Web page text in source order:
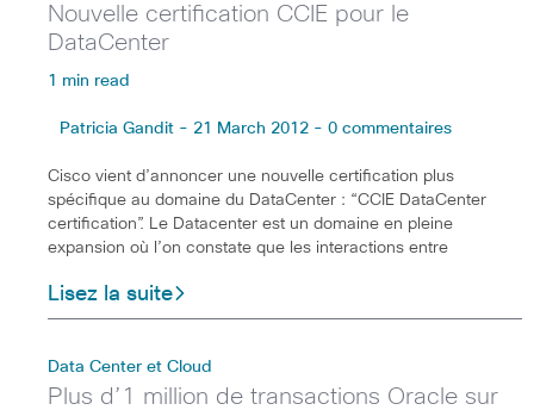
Nouvelle certification CCIE pour le
DataCenter
1 min read
Patricia Gandit - 21 March 2012 - 0 commentaires
Cisco vient d’annoncer une nouvelle certification plus
spécifique au domaine du DataCenter : “CCIE DataCenter
certification”. Le Datacenter est un domaine en pleine
expansion où l’on constate que les interactions entre
Lisez la suite
Data Center et Cloud
Plus d’1 million de transactions Oracle sur